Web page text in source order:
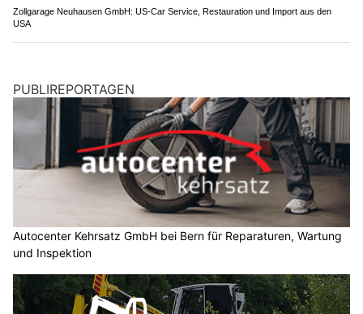
Zollgarage Neuhausen GmbH: US-Car Service, Restauration und Import aus den
USA
PUBLIREPORTAGEN
Autocenter Kehrsatz GmbH bei Bern für Reparaturen, Wartung
und Inspektion